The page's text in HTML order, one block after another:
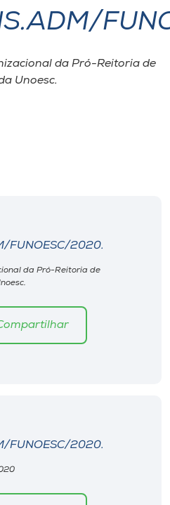
da Pró-Reitoria de
Unoesc.
FUNOESC/2020.
da Pró-Reitoria de
FUNOESC/2020.